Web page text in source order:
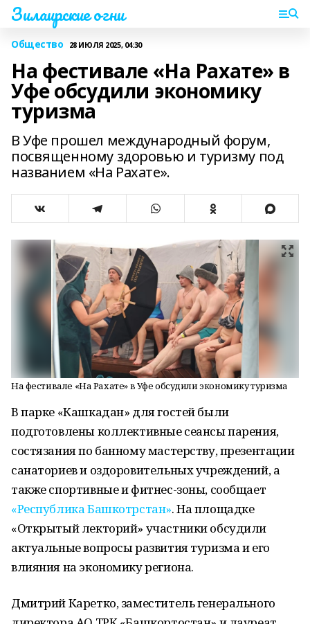
Зилаирские огни
Общество 28 ИЮЛЯ 2025, 04:30
На фестивале «На Рахате» в
Уфе обсудили экономику
туризма
В Уфе прошел международный форум,
посвященному здоровью и туризму под
названием «На Рахате».
На фестивале «На Рахате» в Уфе обсудили экономику туризма
В парке «Кашкадан» для гостей были
подготовлены коллективные сеансы парения,
состязания по банному мастерству, презентации
санаториев и оздоровительных учреждений, а
также спортивные и фитнес-зоны, сообщает
«Республика Башкотрстан». На площадке
«Открытый лекторий» участники обсудили
актуальные вопросы развития туризма и его
влияния на экономику региона.
Дмитрий Каретко, заместитель генерального